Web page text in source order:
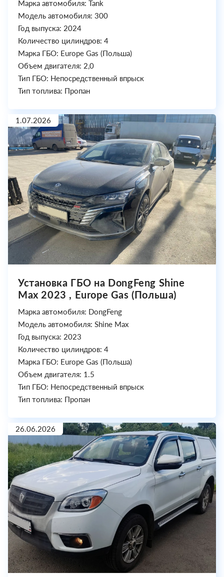
Марка автомобиля: Tank
Модель автомобиля: 300
Год выпуска: 2024
Количество цилиндров: 4
Марка ГБО: Europe Gas (Польша)
Объем двигателя: 2,0
Тип ГБО: Непосредственный впрыск
Тип топлива: Пропан
1.07.2026
Установка ГБО на DongFeng Shine
Max 2023 , Europe Gas (Польша)
Марка автомобиля: DongFeng
Модель автомобиля: Shine Max
Год выпуска: 2023
Количество цилиндров: 4
Марка ГБО: Europe Gas (Польша)
Объем двигателя: 1.5
Тип ГБО: Непосредственный впрыск
Тип топлива: Пропан
26.06.2026